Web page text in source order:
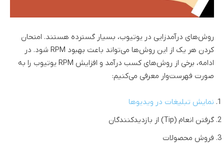
روش‌های درآمدزایی در یوتیوب، بسیار گسترده هستند. امتحان
کردن هر یک از این روش‌ها می‌تواند باعث بهبود RPM شود. در
ادامه، برخی از روش‌های کسب درآمد و افزایش RPM یوتیوب را به
صورت فهرست‌وار معرفی می‌کنیم:
نمایش تبلیغات در ویدیوها
گرفتن انعام (Tip) از بازدیدکنندگان
فروش محصولات